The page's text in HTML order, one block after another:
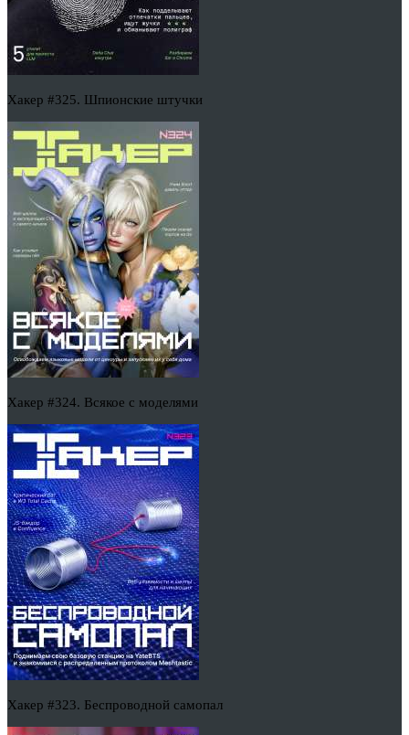
Хакер #325. Шпионские штучки
Хакер #324. Всякое с моделями
Хакер #323. Беспроводной самопал